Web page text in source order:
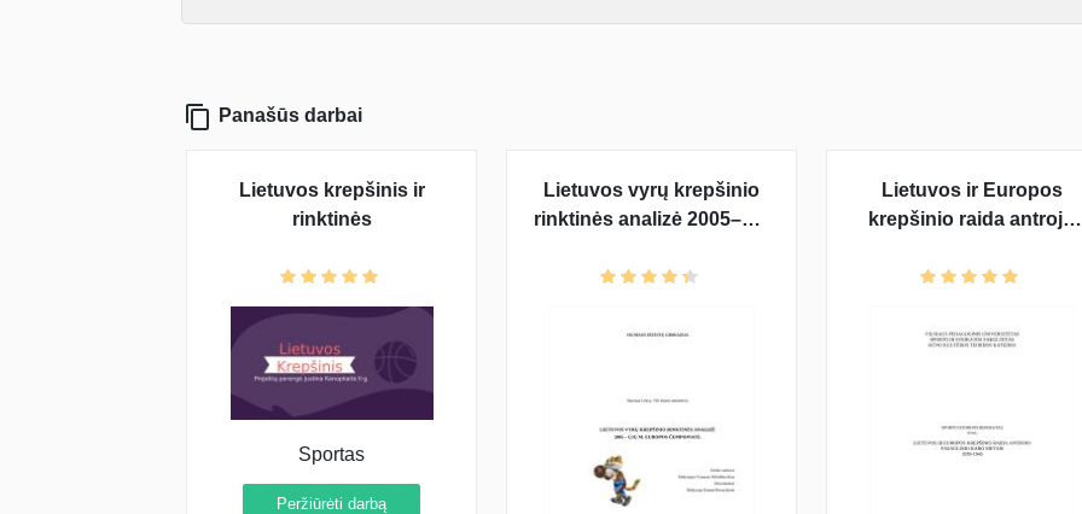
Panašūs darbai
Lietuvos krepšinis ir
rinktinės
Sportas
Peržiūrėti darbą
Lietuvos vyrų krepšinio
rinktinės analizė 2005–ųjų
Lietuvos ir Europos
krepšinio raida antrojo
1939-1945